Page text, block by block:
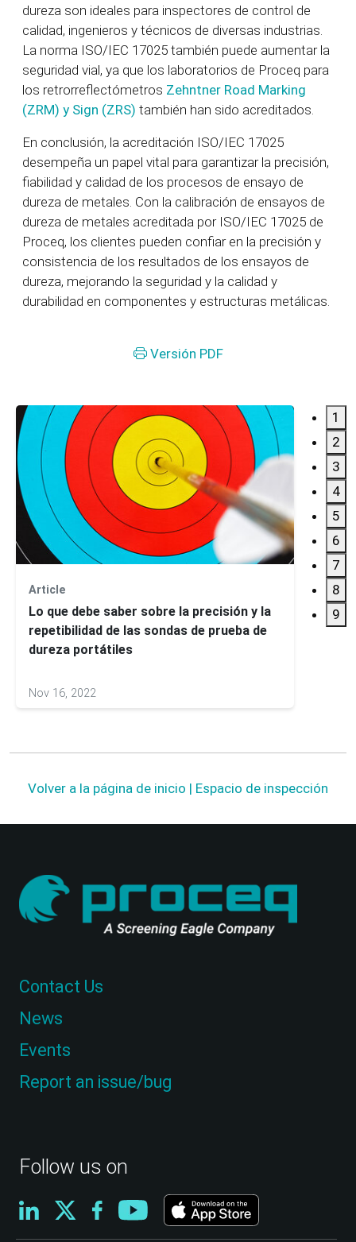
dureza son ideales para inspectores de control de
calidad, ingenieros y técnicos de diversas industrias.
La norma ISO/IEC 17025 también puede aumentar la
seguridad vial, ya que los laboratorios de Proceq para
los retrorreflectómetros Zehntner Road Marking
(ZRM) y Sign (ZRS) también han sido acreditados.
En conclusión, la acreditación ISO/IEC 17025
desempeña un papel vital para garantizar la precisión,
fiabilidad y calidad de los procesos de ensayo de
dureza de metales. Con la calibración de ensayos de
dureza de metales acreditada por ISO/IEC 17025 de
Proceq, los clientes pueden confiar en la precisión y
consistencia de los resultados de los ensayos de
dureza, mejorando la seguridad y la calidad y
durabilidad en componentes y estructuras metálicas.
Versión PDF
Article
Lo que debe saber sobre la precisión y la
repetibilidad de las sondas de prueba de
dureza portátiles
Nov 16, 2022
1
2
3
4
5
6
7
8
9
Volver a la página de inicio | Espacio de inspección
Follow us on
Contact Us
News
Events
Report an issue/bug